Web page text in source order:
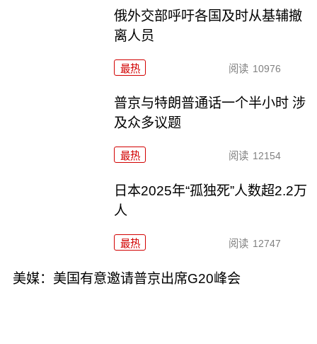
俄外交部呼吁各国及时从基辅撤
离人员
最热 阅读 10976
普京与特朗普通话一个半小时 涉
及众多议题
最热 阅读 12154
日本2025年“孤独死”人数超2.2万
人
最热 阅读 12747
美媒：美国有意邀请普京出席G20峰会